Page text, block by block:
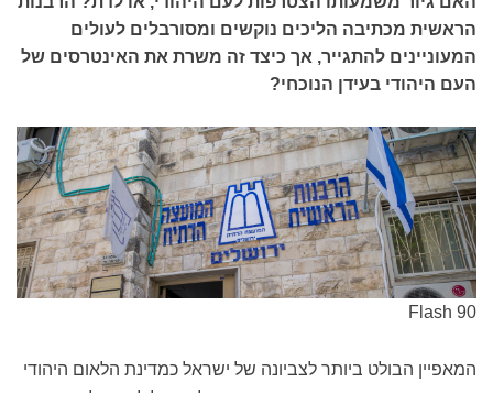
הראשית מכתיבה הליכים נוקשים ומסורבלים לעולים
המעוניינים להתגייר, אך כיצד זה משרת את האינטרסים של
העם היהודי בעידן הנוכחי?
Flash 90
המאפיין הבולט ביותר לצביונה של ישראל כמדינת הלאום היהודי